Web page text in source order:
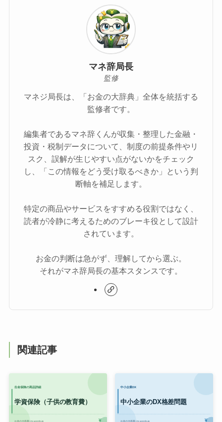
マネ辞局長
監修
マネジ局長は、「お金の大辞典」全体を統括する
監修者です。
編集者であるマネ辞くんが収集・整理した金融・
投資・税制データについて、制度の前提条件やリ
スク、誤解が生じやすい点がないかをチェック
し、「この情報をどう受け取るべきか」という判
断軸を補足します。
特定の商品やサービスをすすめる役割ではなく、
読者が冷静に考えるためのブレーキ役として設計
されています。
お金の判断は急がず、理解してから選ぶ。
それがマネ辞局長の基本スタンスです。
関連記事